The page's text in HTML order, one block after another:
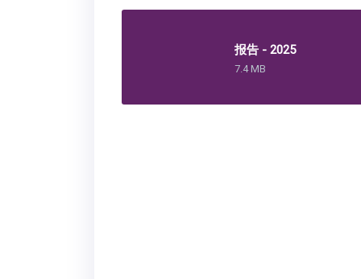
报告 - 2025
7.4 MB